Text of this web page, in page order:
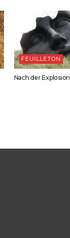
FEUILLETON
Nach der Explosion